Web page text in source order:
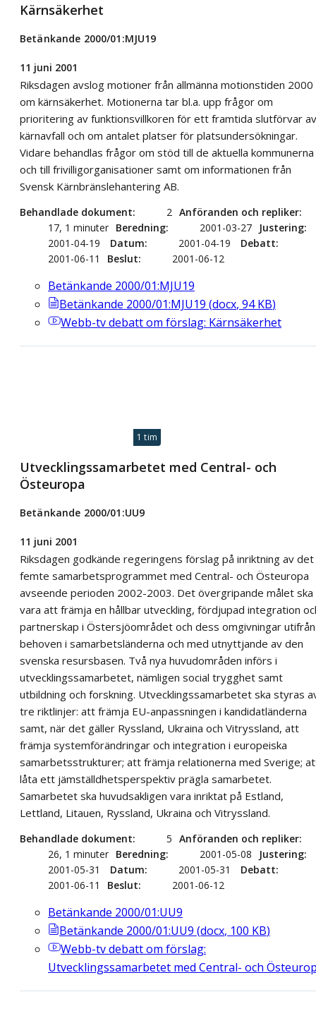
Kärnsäkerhet
Betänkande 2000/01:MJU19
11 juni 2001
Riksdagen avslog motioner från allmänna motionstiden 2000
om kärnsäkerhet. Motionerna tar bl.a. upp frågor om
prioritering av funktionsvillkoren för ett framtida slutförvar av
kärnavfall och om antalet platser för platsundersökningar.
Vidare behandlas frågor om stöd till de aktuella kommunerna
och till frivilligorganisationer samt om informationen från
Svensk Kärnbränslehantering AB.
Behandlade dokument 2 Anföranden och repliker
17, 1 minuter Beredning 2001-03-27
Justering
2001-04-19
Datum 2001-04-19
Debatt
2001-06-11
Beslut 2001-06-12
Betänkande 2000/01:MJU19
Betänkande 2000/01:MJU19 (docx, 94 KB)
Webb-tvdebatt om förslag: Kärnsäkerhet
1 tim
Utvecklingssamarbetet med Central- och
Östeuropa
Betänkande 2000/01:UU9
11 juni 2001
Riksdagen godkände regeringens förslag på inriktning av det
femte samarbetsprogrammet med Central- och Östeuropa
avseende perioden 2002-2003. Det övergripande målet ska
vara att främja en hållbar utveckling, fördjupad integration
partnerskap i Östersjöområdet och dess omgivningar utifrån
behoven i samarbetsländerna och med utnyttjande av den
svenska resursbasen. Två nya huvudområden införs i
utvecklingssamarbetet, nämligen social trygghet samt
utbildning och forskning. Utvecklingssamarbetet ska styras
tre riktlinjer: att främja EU-anpassningen i kandidatländerna
samt, när det gäller Ryssland, Ukraina och Vitryssland, att
främja systemförändringar och integration i europeiska
samarbetsstrukturer; att främja relationerna med Sverige;
låta ett jämställdhetsperspektiv prägla samarbetet.
Samarbetet ska huvudsakligen vara inriktat på Estland,
Lettland, Litauen, Ryssland, Ukraina och Vitryssland.
Behandlade dokument 5 Anföranden och repliker
26, 1 minuter Beredning 2001-05-08
Justering
2001-05-31
Datum 2001-05-31
Debatt
2001-06-11
Beslut 2001-06-12
Betänkande 2000/01:UU9
Betänkande 2000/01:UU9 (docx, 100 KB)
Webb-tvdebatt om förslag:
Utvecklingssamarbetet med Central- och